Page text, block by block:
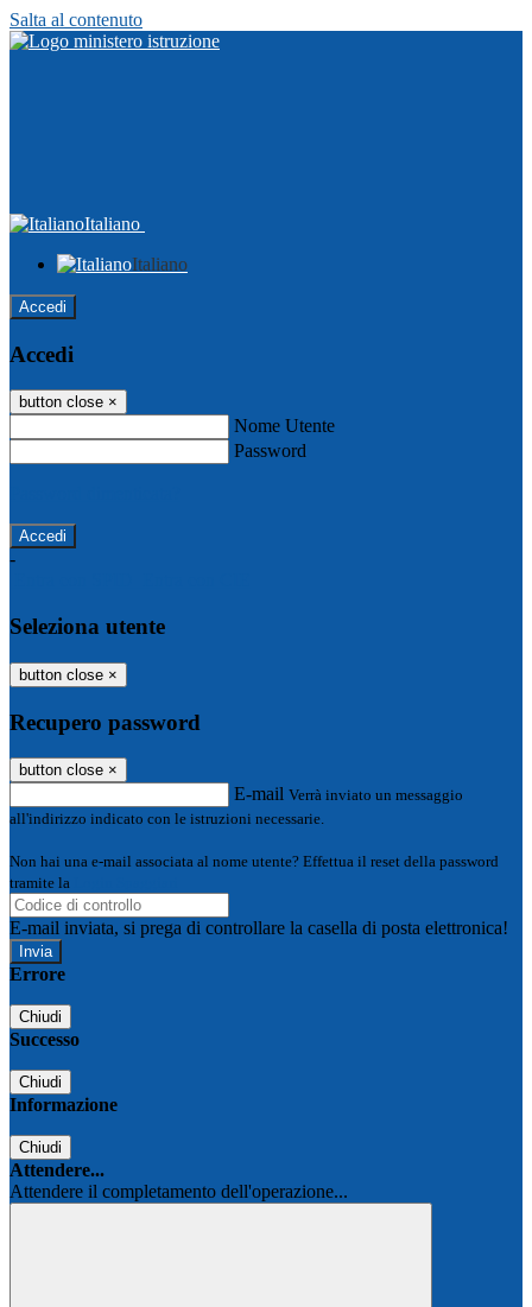
Salta al contenuto
Italiano
Italiano
Accedi
Accedi
button close ×
Nome Utente
Password
-
Seleziona utente
button close ×
Recupero password
button close ×
E-mail Verrà inviato un messaggio
all'indirizzo indicato con le istruzioni necessarie.
Non hai una e-mail associata al nome utente? Effettua il reset della password
tramite la
E-mail inviata, si prega di controllare la casella di posta elettronica!
Errore
Chiudi
Successo
Chiudi
Informazione
Chiudi
Attendere...
Attendere il completamento dell'operazione...